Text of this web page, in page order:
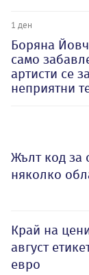
1 ден
Боряна
само
артисти се
неприятни
Жълт код за
няколко
Край на
август
евро